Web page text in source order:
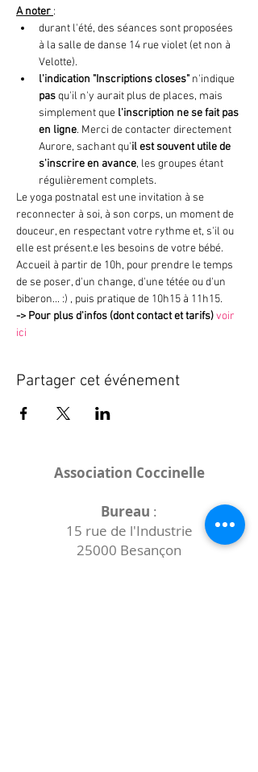
A noter :
durant l'été, des séances sont proposées
à la salle de danse 14 rue violet (et non à
Velotte).
l'indication "Inscriptions closes" n'indique
pas qu'il n'y aurait plus de places, mais
simplement que l'inscription ne se fait pas
en ligne. Merci de contacter directement
Aurore, sachant qu'il est souvent utile de
s'inscrire en avance, les groupes étant
régulièrement complets.
Le yoga postnatal est une invitation à se
reconnecter à soi, à son corps, un moment de
douceur, en respectant votre rythme et, s'il ou
elle est présent.e les besoins de votre bébé.
Accueil à partir de 10h, pour prendre le temps
de se poser, d'un change, d'une tétée ou d'un
biberon... :) , puis pratique de 10h15 à 11h15.
-> Pour plus d'infos (dont contact et tarifs)voir
ici
Partager cet événement
Association Coccinelle
Bureau :
15 rue de l'Industrie
25000 Besançon